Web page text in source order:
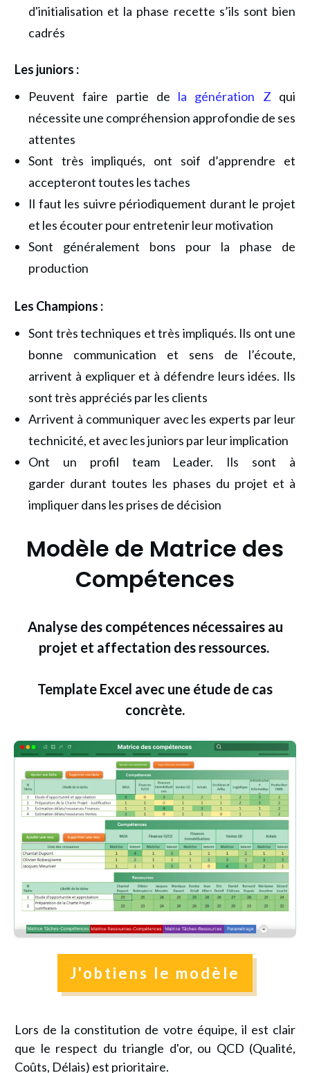
d'initialisation et la phase recette s’ils sont bien
cadrés
Les juniors :
Peuvent faire partie de la génération Z qui
nécessite une compréhension approfondie de ses
attentes
Sont très impliqués, ont soif d’apprendre et
accepteront toutes les taches
Il faut les suivre périodiquement durant le projet
et les écouter pour entretenir leur motivation
Sont généralement bons pour la phase de
production
Les Champions :
Sont très techniques et très impliqués. Ils ont une
bonne communication et sens de l’écoute,
arrivent à expliquer et à défendre leurs idées. Ils
sont très appréciés par les clients
Arrivent à communiquer avec les experts par leur
technicité, et avec les juniors par leur implication
Ont un profil team Leader. Ils sont à
garder durant toutes les phases du projet et à
impliquer dans les prises de décision
Modèle de Matrice des
Compétences
Analyse des compétences nécessaires au
projet et affectation des ressources.
Template Excel avec une étude de cas
concrète.
J'obtiens le modèle
Lors de la constitution de votre équipe, il est clair
que le respect du triangle d'or, ou QCD (Qualité,
Coûts, Délais) est prioritaire.